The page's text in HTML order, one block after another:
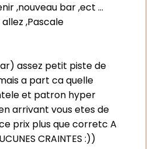
,nouveau bar ,ect ...
,Pascale
assez petit piste de
a part ca quelle
et patron hyper
arrivant vous etes de
prix plus que corretc A
CRAINTES :))